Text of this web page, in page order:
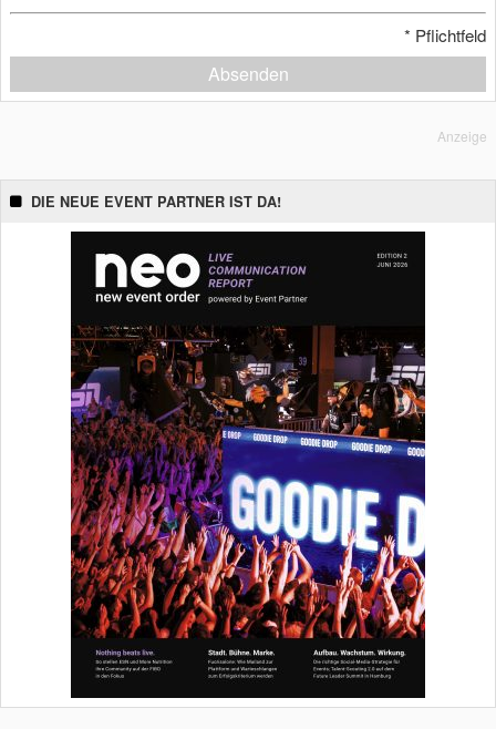
* Pflichtfeld
Absenden
Anzeige
DIE NEUE EVENT PARTNER IST DA!